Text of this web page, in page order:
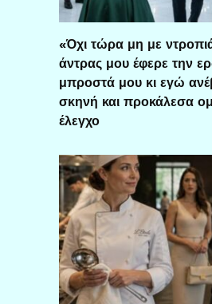
«Όχι τώρα μη με
άντρας μου έφερε την
μπροστά μου κι εγώ
σκηνή και προκάλεσα
έλεγχο